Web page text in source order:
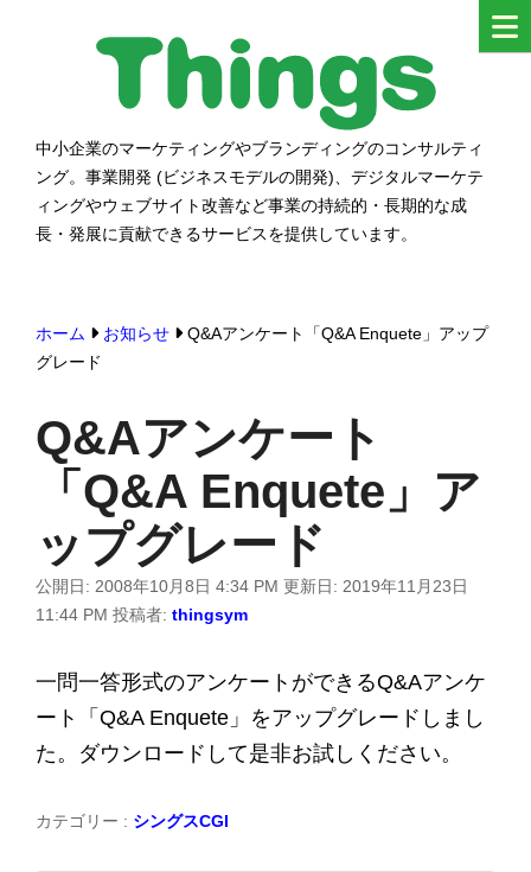
シングス
中小企業のマーケティングやブランディングのコンサルティ
ング。事業開発 (ビジネスモデルの開発)、デジタルマーケテ
ィングやウェブサイト改善など事業の持続的・長期的な成
長・発展に貢献できるサービスを提供しています。
ホーム お知らせ
Q&Aアンケート「Q&A Enquete」アップ
グレード
Q&Aアンケート
「Q&A Enquete」ア
ップグレード
公開日: 2008年10月8日 4:34 PM 更新日: 2019年11月23日
11:44 PM 投稿者: thingsym
一問一答形式のアンケートができるQ&Aアンケ
ート「Q&A Enquete」をアップグレードしまし
た。ダウンロードして是非お試しください。
カテゴリー : シングスCGI